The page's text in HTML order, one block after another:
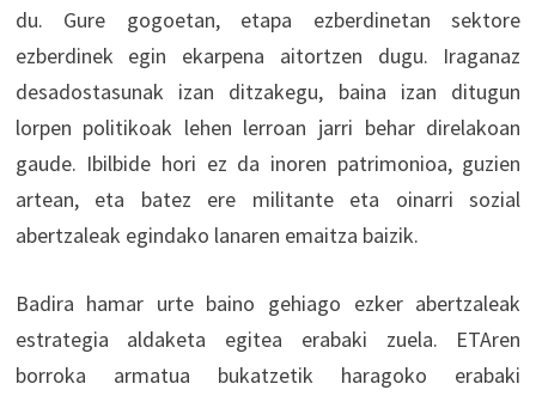
du. Gure gogoetan, etapa ezberdinetan sektore
ezberdinek egin ekarpena aitortzen dugu. Iraganaz
desadostasunak izan ditzakegu, baina izan ditugun
lorpen politikoak lehen lerroan jarri behar direlakoan
gaude. Ibilbide hori ez da inoren patrimonioa, guzien
artean, eta batez ere militante eta oinarri sozial
abertzaleak egindako lanaren emaitza baizik.
Badira hamar urte baino gehiago ezker abertzaleak
estrategia aldaketa egitea erabaki zuela. ETAren
borroka armatua bukatzetik haragoko erabaki